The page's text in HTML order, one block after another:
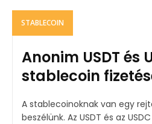
STABLECOIN
Anonim USDT és
stablecoin
A stablecoinoknak van egy
beszélünk. Az USDT és az